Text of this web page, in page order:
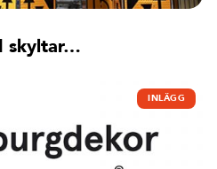
skyltar…
INLÄGG